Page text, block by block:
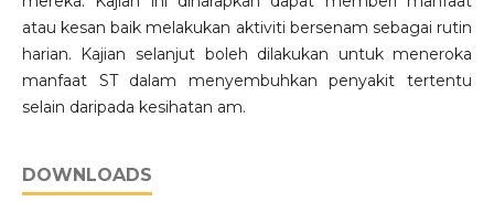
atau kesan baik melakukan aktiviti bersenam sebagai rutin
harian. Kajian selanjut boleh dilakukan untuk meneroka
manfaat ST dalam menyembuhkan penyakit tertentu
selain daripada kesihatan am.
DOWNLOADS